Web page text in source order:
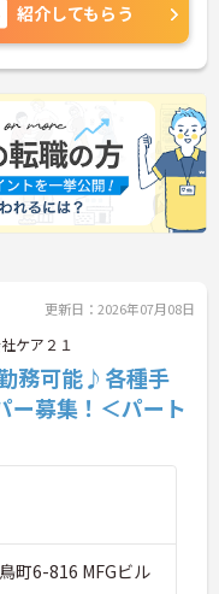
く寄り添
性を高め
、さらに
さい！
紹介してもらう
更新日：2026年07月08日
ケア２１
務可能♪各種手
ー募集！＜パート
町6-816 MFGビル